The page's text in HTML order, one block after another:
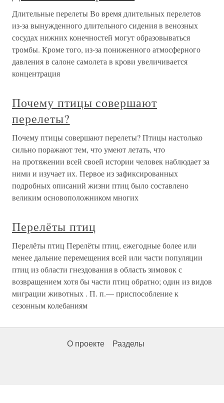
Длительные перелеты Во время длительных перелетов
из-за вынужденного длительного сидения в венозных
сосудах нижних конечностей могут образовываться
тромбы. Кроме того, из-за пониженного атмосферного
давления в салоне самолета в крови увеличивается
концентрация
Почему птицы совершают
перелеты?
Почему птицы совершают перелеты? Птицы настолько
сильно поражают тем, что умеют летать, что
на протяжении всей своей истории человек наблюдает за
ними и изучает их. Первое из зафиксированных
подробных описаний жизни птиц было составлено
великим основоположником многих
Перелёты птиц
Перелёты птиц Перелёты птиц, ежегодные более или
менее дальние перемещения всей или части популяции
птиц из области гнездования в область зимовок с
возвращением хотя бы части птиц обратно; один из видов
миграции животных . П. п.— приспособление к
сезонным колебаниям
О проекте Разделы